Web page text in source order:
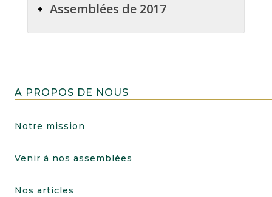
Assemblées de 2017
A PROPOS DE NOUS
Notre mission
Venir à nos assemblées
Nos articles